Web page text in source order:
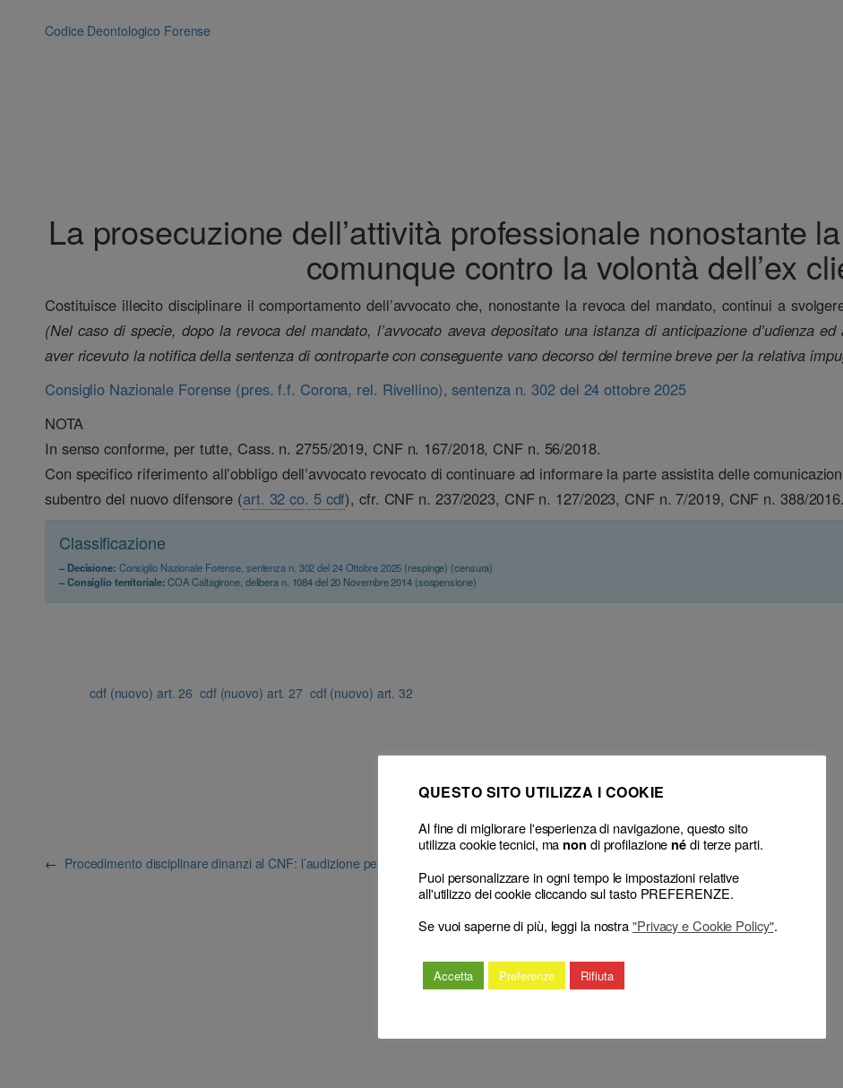
Codice Deontologico Forense
La prosecuzione dell’attività professionale nonostante
comunque contro la volontà dell’ex
Costituisce illecito disciplinare il comportamento dell’avvocato che, nonostante la revoca del mandato, continui a
(Nel caso di specie, dopo la revoca del mandato, l’avvocato aveva depositato una istanza di anticipazione d’udienza
aver ricevuto la notifica della sentenza di controparte con conseguente vano decorso del termine breve per la relativa
Consiglio Nazionale Forense (pres. f.f. Corona, rel. Rivellino), sentenza n. 302 del 24 ottobre 2025
NOTA
In senso conforme, per tutte, Cass. n. 2755/2019, CNF n. 167/2018, CNF n. 56/2018.
Con specifico riferimento all’obbligo dell’avvocato revocato di continuare ad informare la parte assistita delle
subentro del nuovo difensore (art. 32 co. 5 cdf), cfr. CNF n. 237/2023, CNF n. 127/2023, CNF n. 7/2019, CNF n. 388/2016.
Classificazione
– Decisione: Consiglio Nazionale Forense, sentenza n. 302 del 24 Ottobre 2025 (respinge) (censura)
– Consiglio territoriale:COA Caltagirone, delibera n. 1084 del 20 Novembre 2014 (sospensione)
cdf (nuovo) art. 26 cdf (nuovo) art. 27 cdf (nuovo) art. 32
← Procedimento disciplinare dinanzi al CNF: l’audizione personale dell’incolpato
QUESTO SITO UTILIZZA I COOKIE
Al fine di migliorare l'esperienza di navigazione, questo sito
utilizza cookie tecnici, ma non di profilazione nédi terze parti.
Puoi personalizzare in ogni tempo le impostazioni relative
all'utilizzo dei cookie cliccando sul tasto PREFERENZE.
Se vuoi saperne di più, leggi la nostra"Privacy e Cookie Policy".
Accetta Preferenze Rifiuta